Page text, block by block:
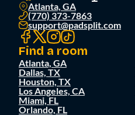
Atlanta, GA
(770) 373-7863
support@padsplit.com
Find a room
Atlanta, GA
Dallas, TX
Houston, TX
Los Angeles, CA
Miami, FL
Orlando, FL